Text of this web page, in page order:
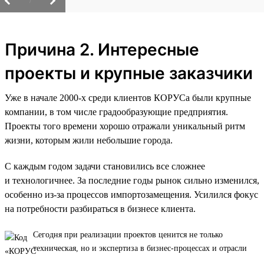
Причина 2. Интересные
проекты и крупные заказчики
Уже в начале 2000-х среди клиентов КОРУСа были крупные
компании, в том числе градообразующие предприятия.
Проекты того времени хорошо отражали уникальный ритм
жизни, которым жили небольшие города.
С каждым годом задачи становились все сложнее
и технологичнее. За последние годы рынок сильно изменился,
особенно из-за процессов импортозамещения. Усилился фокус
на потребности разбираться в бизнесе клиента.
Сегодня при реализации проектов ценится не только
техническая, но и экспертиза в бизнес-процессах и отрасли